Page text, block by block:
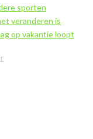
sporten
veranderen is
op vakantie loopt